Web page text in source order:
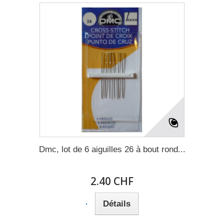
Dmc, lot de 6 aiguilles 26 à bout rond...
2.40 CHF
Détails